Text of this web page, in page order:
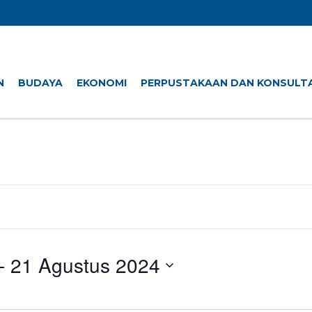
BUDAYA EKONOMI PERPUSTAKAAN DAN
- 21 Agustus 2024